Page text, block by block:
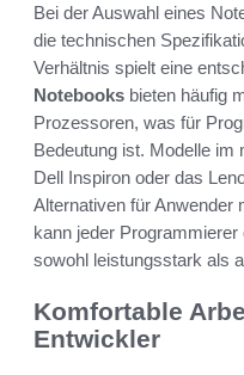
Bei der Auswahl eines
die technischen
Verhältnis spielt eine
Notebooks bieten häufig
Prozessoren, was für
Bedeutung ist. Modelle im
Dell Inspiron oder das
Alternativen für Anwender
kann jeder
sowohl leistungsstark als
Komfortable
Entwickler